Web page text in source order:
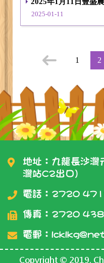
2025年1月11日豐盛
2025-01-11
1 2
地址：九龍長沙灣
灣站C2出口)
電話： 2720
傳真：2720
電郵：
Copyright © 2019.